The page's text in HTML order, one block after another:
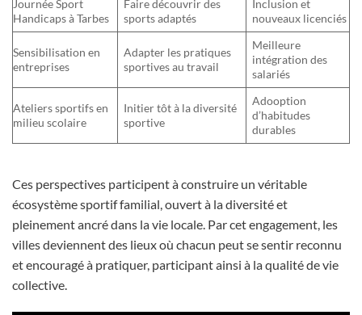
Journée Sport
Handicaps à Tarbes
Faire découvrir des
sports adaptés
Inclusion et
nouveaux licenciés
Sensibilisation en
entreprises
Adapter les pratiques
sportives au travail
Meilleure
intégration des
salariés
Ateliers sportifs en
milieu scolaire
Initier tôt à la diversité
sportive
Adooption
d’habitudes
durables
Ces perspectives participent à construire un véritable
écosystème sportif familial, ouvert à la diversité et
pleinement ancré dans la vie locale. Par cet engagement, les
villes deviennent des lieux où chacun peut se sentir reconnu
et encouragé à pratiquer, participant ainsi à la qualité de vie
collective.